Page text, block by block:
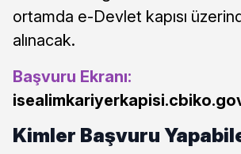
ortamda e-Devlet kapısı
alınacak.
Başvuru Ekranı:
Kimler Başvuru